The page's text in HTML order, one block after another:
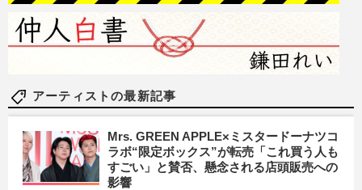
アーティストの最新記事
Mrs. GREEN APPLE×ミスタードーナツコ
ラボ“限定ボックス”が転売「これ買う人も
すごい」と賛否、懸念される店頭販売への
影響